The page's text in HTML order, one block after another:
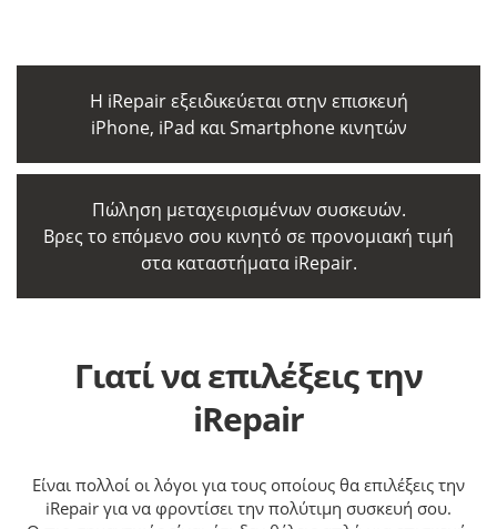
Η iRepair εξειδικεύεται στην επισκευή
iPhone, iPad και Smartphone κινητών
Πώληση μεταχειρισμένων συσκευών.
Βρες το επόμενο σου κινητό σε προνομιακή τιμή
στα καταστήματα iRepair.
Γιατί να επιλέξεις την
iRepair
Είναι πολλοί οι λόγοι για τους οποίους θα επιλέξεις την
iRepair για να φροντίσει την πολύτιμη συσκευή σου.